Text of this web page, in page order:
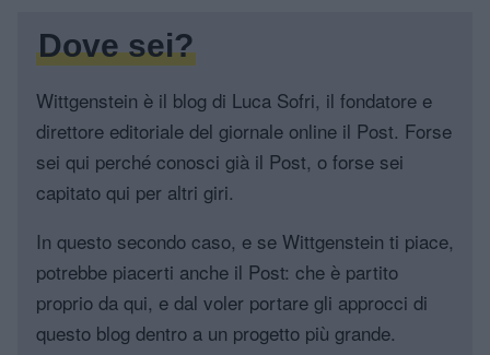
Dove sei?
Wittgenstein è il blog di Luca Sofri, il fondatore e
direttore editoriale del giornale online il Post. Forse
sei qui perché conosci già il Post, o forse sei
capitato qui per altri giri.
In questo secondo caso, e se Wittgenstein ti piace,
potrebbe piacerti anche il Post: che è partito
proprio da qui, e dal voler portare gli approcci di
questo blog dentro a un progetto più grande.